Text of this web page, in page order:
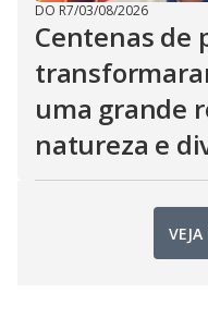
DO R7/03/08/2026
Centenas de
uma grande
natureza e